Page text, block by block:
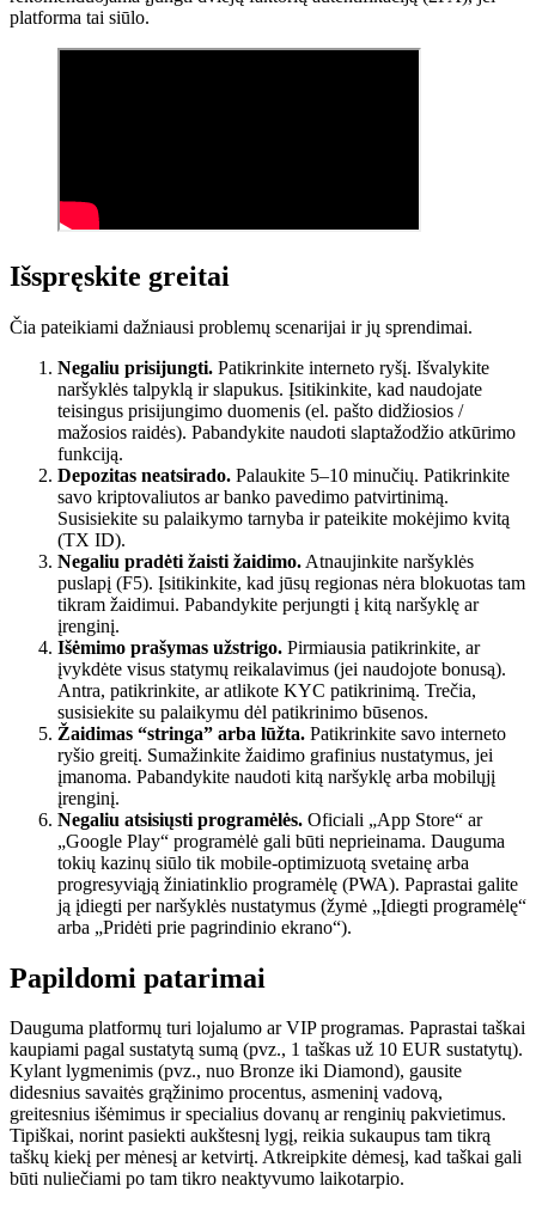
platforma tai siūlo.
Išspręskite greitai
Čia pateikiami dažniausi problemų scenarijai ir jų sprendimai.
Negaliu prisijungti. Patikrinkite interneto ryšį. Išvalykite
naršyklės talpyklą ir slapukus. Įsitikinkite, kad naudojate
teisingus prisijungimo duomenis (el. pašto didžiosios /
mažosios raidės). Pabandykite naudoti slaptažodžio atkūrimo
funkciją.
Depozitas neatsirado. Palaukite 5–10 minučių. Patikrinkite
savo kriptovaliutos ar banko pavedimo patvirtinimą.
Susisiekite su palaikymo tarnyba ir pateikite mokėjimo kvitą
(TX ID).
Negaliu pradėti žaisti žaidimo. Atnaujinkite naršyklės
puslapį (F5). Įsitikinkite, kad jūsų regionas nėra blokuotas tam
tikram žaidimui. Pabandykite perjungti į kitą naršyklę ar
įrenginį.
Išėmimo prašymas užstrigo. Pirmiausia patikrinkite, ar
įvykdėte visus statymų reikalavimus (jei naudojote bonusą).
Antra, patikrinkite, ar atlikote KYC patikrinimą. Trečia,
susisiekite su palaikymu dėl patikrinimo būsenos.
Žaidimas “stringa” arba lūžta. Patikrinkite savo interneto
ryšio greitį. Sumažinkite žaidimo grafinius nustatymus, jei
įmanoma. Pabandykite naudoti kitą naršyklę arba mobilųjį
įrenginį.
Negaliu atsisiųsti programėlės. Oficiali „App Store“ ar
„Google Play“ programėlė gali būti neprieinama. Dauguma
tokių kazinų siūlo tik mobile-optimizuotą svetainę arba
progresyviąją žiniatinklio programėlę (PWA). Paprastai galite
ją įdiegti per naršyklės nustatymus (žymė „Įdiegti programėlę“
arba „Pridėti prie pagrindinio ekrano“).
Papildomi patarimai
Dauguma platformų turi lojalumo ar VIP programas. Paprastai taškai
kaupiami pagal sustatytą sumą (pvz., 1 taškas už 10 EUR sustatytų).
Kylant lygmenimis (pvz., nuo Bronze iki Diamond), gausite
didesnius savaitės grąžinimo procentus, asmeninį vadovą,
greitesnius išėmimus ir specialius dovanų ar renginių pakvietimus.
Tipiškai, norint pasiekti aukštesnį lygį, reikia sukaupus tam tikrą
taškų kiekį per mėnesį ar ketvirtį. Atkreipkite dėmesį, kad taškai gali
būti nuliečiami po tam tikro neaktyvumo laikotarpio.